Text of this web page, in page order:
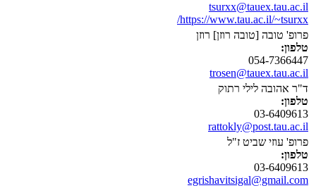
tsurxx@tauex.tau.ac.il
https://www.tau.ac.il/~tsurxx/
פרופ' טובה [טובה רוזן] רוזן
טלפון:
054-7366447
trosen@tauex.tau.ac.il
ד"ר אהובה לילי רתוק
טלפון:
03-6409613
rattokly@post.tau.ac.il
פרופ' עוזי שביט ז"ל
טלפון:
03-6409613
egrishavitsigal@gmail.com